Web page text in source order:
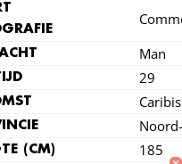
Man
29
(CM) 185